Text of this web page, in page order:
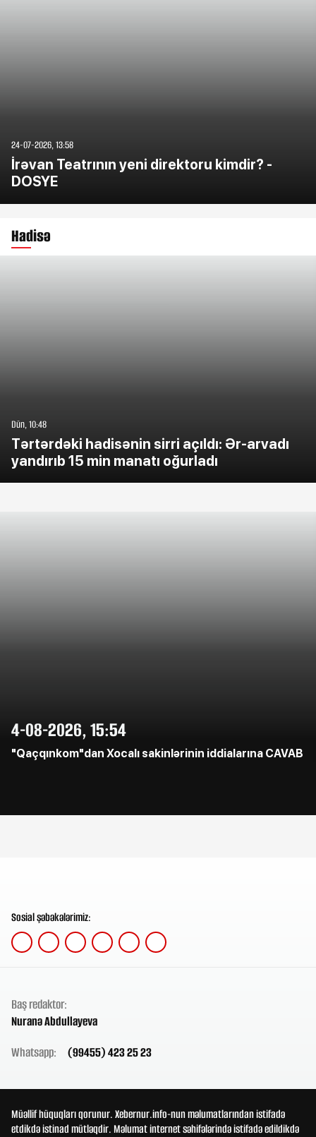
24-07-2026, 13:58
İrəvan Teatrının yeni direktoru kimdir? -
DOSYE
Hadisə
Dün, 10:48
Tərtərdəki hadisənin sirri açıldı: Ər-arvadı
yandırıb 15 min manatı oğurladı
4-08-2026, 15:54
"Qaçqınkom"dan Xocalı sakinlərinin iddialarına CAVAB
Sosial şəbəkələrimiz:
Baş redaktor:
Nuranə Abdullayeva
Whatsapp:
(99455) 423 25 23
Müəllif hüquqları qorunur. Xebernur.info-nun məlumatlarından istifadə
etdikdə istinad mütləqdir. Məlumat internet səhifələrində istifadə edildikdə